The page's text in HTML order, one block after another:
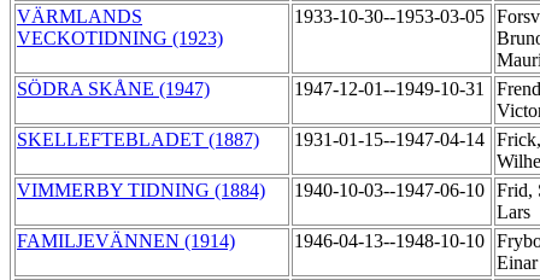
VÄRMLANDS
VECKOTIDNING (1923)
1933-10-30--1953-03-05
SÖDRA SKÅNE (1947)
1947-12-01--1949-10-31
SKELLEFTEBLADET (1887)
1931-01-15--1947-04-14
VIMMERBY TIDNING (1884)
1940-10-03--1947-06-10 Frid,
Lars
FAMILJEVÄNNEN (1914)
1946-04-13--1948-10-10